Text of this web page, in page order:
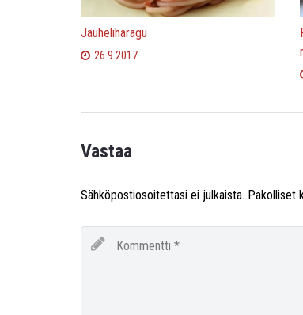
Jauheliharagu
26.9.2017
Vastaa
Sähköpostiosoitettasi ei julkaista. Pakolliset